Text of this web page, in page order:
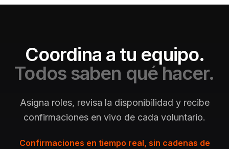
Coordina a tu equipo.
Todos saben qué hacer.
Asigna roles, revisa la disponibilidad y recibe
confirmaciones en vivo de cada voluntario.
Confirmaciones en tiempo real, sin cadenas de